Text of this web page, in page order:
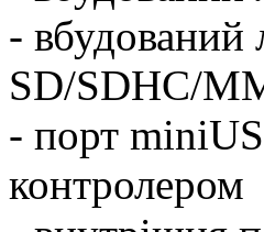
- вбудований
SD/SDHC/
- порт
контролером